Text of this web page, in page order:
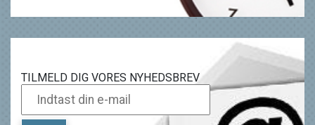
TILMELD DIG VORES NYHEDSBREV